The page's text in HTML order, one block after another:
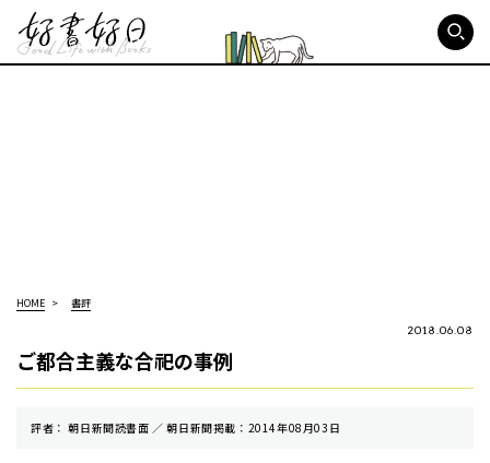
HOME 書評
2018.06.08
ご都合主義な合祀の事例
評者： 朝日新聞読書面 ／ 朝⽇新聞掲載：2014年08月03日